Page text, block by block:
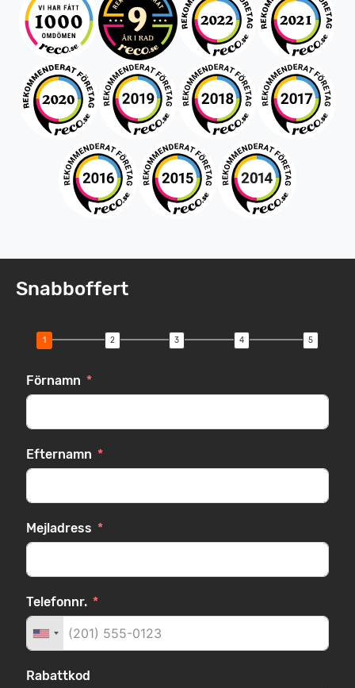
Snabboffert
Förnamn
Efternamn
Mejladress
Telefonnr.
Rabattkod